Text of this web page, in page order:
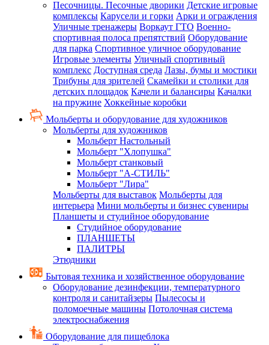
Песочницы. Песочные дворики Детские игровые
комплексы Карусели и горки Арки и ограждения
Уличные тренажеры Воркаут ГТО Военно-
спортивная полоса препятствий Оборудование
для парка Спортивное уличное оборудование
Игровые элементы Уличный спортивный
комплекс Доступная среда Лазы, бумы и мостики
Трибуны для зрителей Скамейки и столики для
детских площадок Качели и балансиры Качалки
на пружине Хоккейные коробки
Мольберты и оборудование для художников
Мольберты для художников
Мольберт Настольный
Мольберт "Хлопушка"
Мольберт станковый
Мольберт "А-СТИЛЬ"
Мольберт "Лира"
Мольберты для выставок Мольберты для
интерьера Мини мольберты и бизнес сувениры
Планшеты и студийное оборудование
Студийное оборудование
ПЛАНШЕТЫ
ПАЛИТРЫ
Этюдники
Бытовая техника и хозяйственное оборудование
Оборудование дезинфекции, температурного
контроля и санитайзеры Пылесосы и
поломоечные машины Потолочная система
электроснабжения
Оборудование для пищеблока